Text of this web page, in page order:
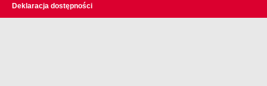
Deklaracja dostępności